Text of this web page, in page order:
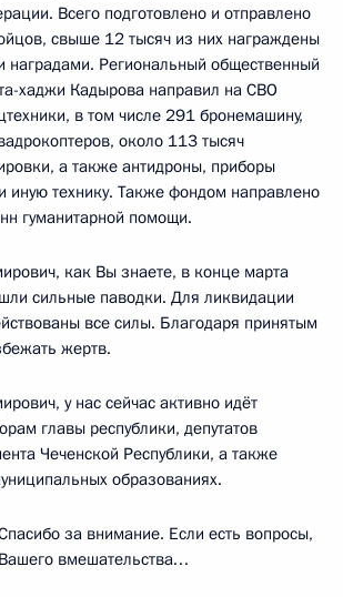
Всего подготовлено и отправлено
свыше 12 тысяч из них награждены
наградами. Региональный общественный
хаджи Кадырова направил на СВО
в том числе 291 бронемашину,
около 113 тысяч
а также антидроны, приборы
иную технику. Также фондом направлено
гуманитарной помощи.
как Вы знаете, в конце марта
сильные паводки. Для ликвидации
все силы. Благодаря принятым
жертв.
у нас сейчас активно идёт
главы республики, депутатов
Чеченской Республики, а также
образованиях.
за внимание. Если есть вопросы,
вмешательства…